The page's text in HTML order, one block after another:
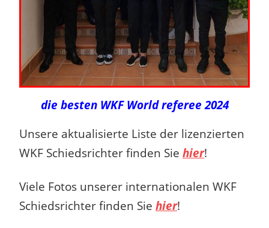
die besten WKF World referee 2024
Unsere aktualisierte Liste der lizenzierten
WKF Schiedsrichter finden Sie hier!
Viele Fotos unserer internationalen WKF
Schiedsrichter finden Sie hier!